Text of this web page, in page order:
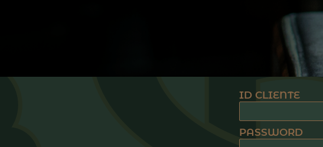
ID CLIENTE
PASSWORD